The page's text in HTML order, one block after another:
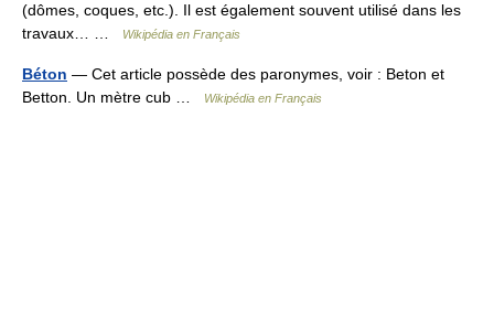
(dômes, coques, etc.). Il est également souvent utilisé dans les
travaux… …
Wikipédia en Français
Béton — Cet article possède des paronymes, voir : Beton et
Betton. Un mètre cub …
Wikipédia en Français